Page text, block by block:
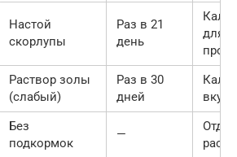
Настой
скорлупы
Раз в 21
день
для
Раствор золы
(слабый)
Раз в 30
дней
вкуса
Без
подкормок
—